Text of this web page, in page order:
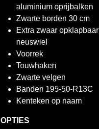
aluminium oprijbalken
Zwarte borden 30 cm
Extra zwaar opklapbaar
neuswiel
Voorrek
Touwhaken
Zwarte velgen
Banden 195-50-R13C
Kenteken op naam
OPTIES